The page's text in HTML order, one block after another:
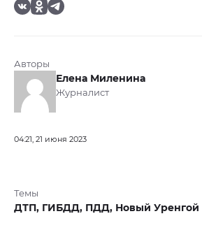
Авторы
Елена Миленина
Журналист
04:21, 21 июня 2023
Темы
ДТП, ГИБДД, ПДД, Новый Уренгой